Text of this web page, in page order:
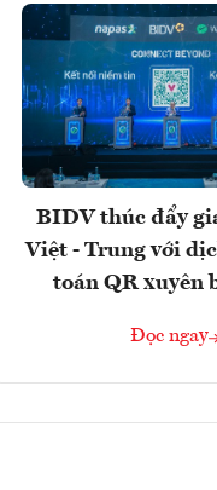
BIDV thúc đẩy
Việt - Trung với
toán QR xuyên
Đọc ngay